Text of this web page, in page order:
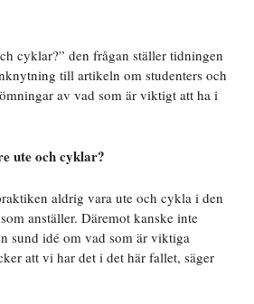
cyklar?” den frågan ställer tidningen
till artikeln om studenters och
av vad som är viktigt att ha i
ute och cyklar?
aldrig vara ute och cykla i den
anställer. Däremot kanske inte
sund idé om vad som är viktiga
att vi har det i det här fallet, säger